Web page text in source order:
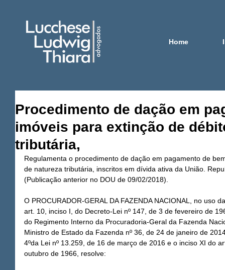
Home
Procedimento de dação em
imóveis para extinção de
tributária,
Regulamenta o procedimento de dação em pagamento de
de natureza tributária, inscritos em dívida ativa da União.
(Publicação anterior no DOU de 09/02/2018).
O PROCURADOR-GERAL DA FAZENDA NACIONAL, no uso
art. 10, inciso I, do Decreto-Lei nº 147, de 3 de fevereiro de
do Regimento Interno da Procuradoria-Geral da Fazenda
Ministro de Estado da Fazenda nº 36, de 24 de janeiro de
4ºda Lei nº 13.259, de 16 de março de 2016 e o inciso XI do
outubro de 1966, resolve: